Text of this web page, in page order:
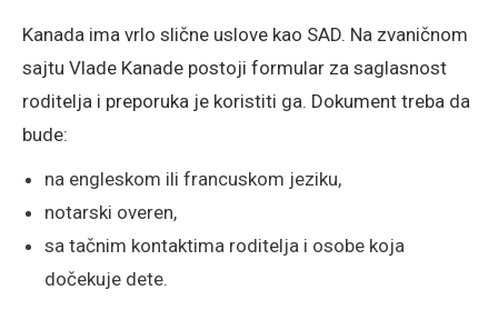
Kanada ima vrlo slične uslove kao SAD. Na zvaničnom
sajtu Vlade Kanade postoji formular za saglasnost
roditelja i preporuka je koristiti ga. Dokument treba da
bude:
na engleskom ili francuskom jeziku,
notarski overen,
sa tačnim kontaktima roditelja i osobe koja
dočekuje dete.